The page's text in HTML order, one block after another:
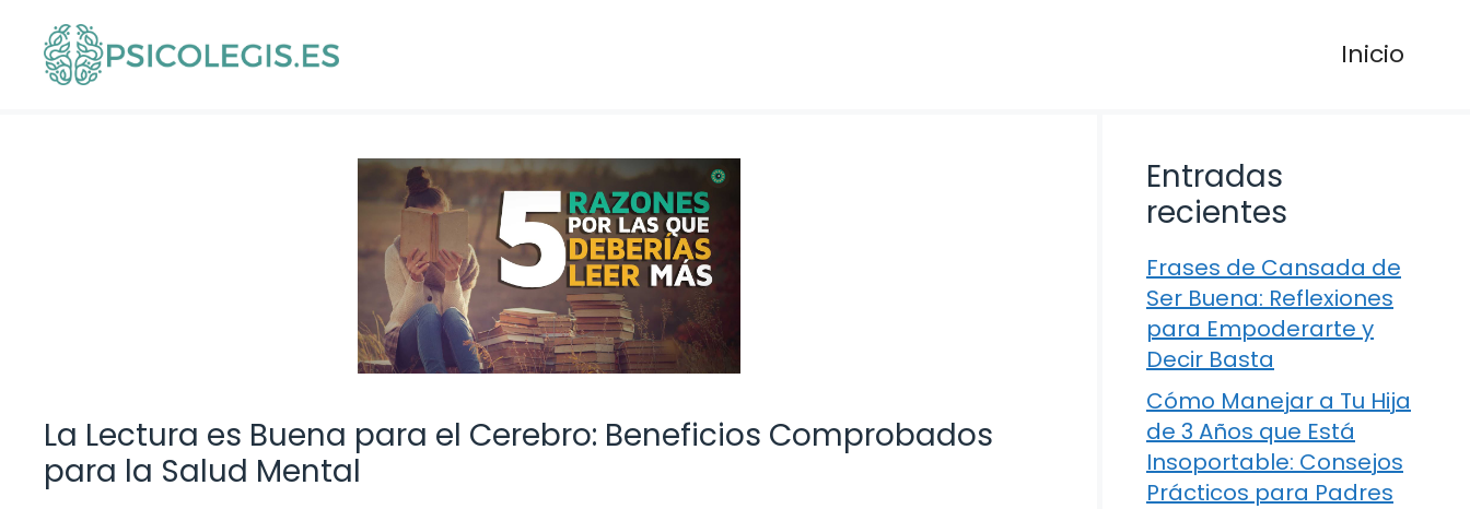
contenido
Inicio
La Lectura es Buena para el Cerebro: Beneficios Comprobados
para la Salud Mental
Entradas
recientes
Frases de Cansada de
Ser Buena: Reflexiones
para Empoderarte y
Decir Basta
Cómo Manejar a Tu Hija
de 3 Años que Está
Insoportable: Consejos
Prácticos para Padres